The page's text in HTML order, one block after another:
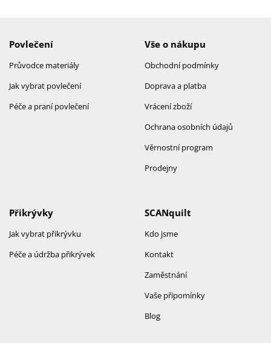
Povlečení
Průvodce materiály
Jak vybrat povlečení
Péče a praní povlečení
Vše o nákupu
Obchodní podmínky
Doprava a platba
Vrácení zboží
Ochrana osobních údajů
Věrnostní program
Prodejny
SCANquilt
Kdo jsme
Kontakt
Zaměstnání
Vaše připomínky
Blog
Přikrývky
Jak vybrat přikrývku
Péče a údržba přikrývek